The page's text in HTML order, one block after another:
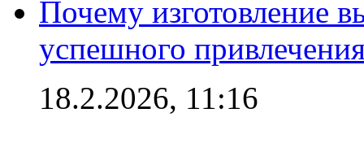
Почему изготовление
успешного
18.2.2026, 11:16